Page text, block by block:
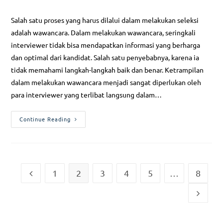
Salah satu proses yang harus dilalui dalam melakukan seleksi
adalah wawancara. Dalam melakukan wawancara, seringkali
interviewer tidak bisa mendapatkan informasi yang berharga
dan optimal dari kandidat. Salah satu penyebabnya, karena ia
tidak memahami langkah-langkah baik dan benar. Ketrampilan
dalam melakukan wawancara menjadi sangat diperlukan oleh
para interviewer yang terlibat langsung dalam…
Continue Reading
1 2 3 4 5 8